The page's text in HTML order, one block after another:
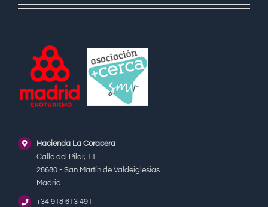
Hacienda La Coracera
Calle del Pilar, 11
28680 - San Martín de Valdeiglesias
Madrid
+34 918 613 491